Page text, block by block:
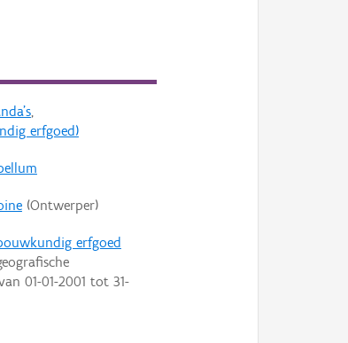
,
erfgoed)
(Ontwerper)
erfgoed
01-01-2001 tot 31-